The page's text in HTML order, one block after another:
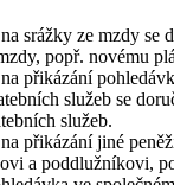
srážky ze mzdy se
popř. novému
přikázání
služeb se
služeb.
přikázání jiné
a poddlužníkovi,